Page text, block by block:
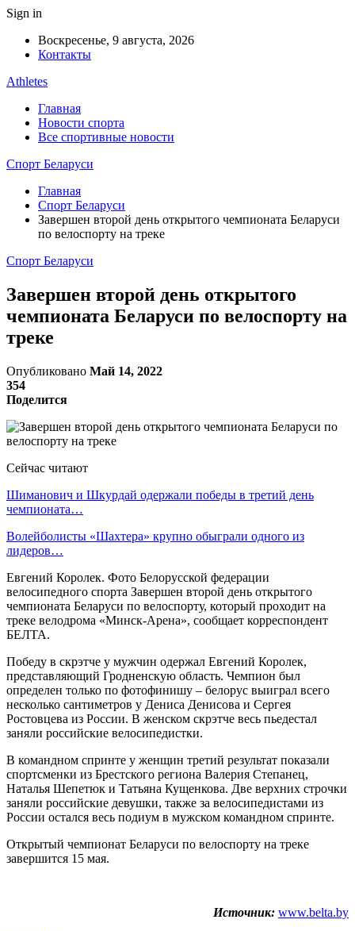
Sign in
Воскресенье, 9 августа, 2026
Контакты
Athletes
Главная
Новости спорта
Все спортивные новости
Спорт Беларуси
Главная
Спорт Беларуси
Завершен второй день открытого чемпионата Беларуси
по велоспорту на треке
Спорт Беларуси
Завершен второй день открытого
чемпионата Беларуси по велоспорту на
треке
Опубликовано Май 14, 2022
354
Поделится
Сейчас читают
Шиманович и Шкурдай одержали победы в третий день
чемпионата…
Волейболисты «Шахтера» крупно обыграли одного из
лидеров…
Евгений Королек. Фото Белорусской федерации
велосипедного спорта Завершен второй день открытого
чемпионата Беларуси по велоспорту, который проходит на
треке велодрома «Минск-Арена», сообщает корреспондент
БЕЛТА.
Победу в скрэтче у мужчин одержал Евгений Королек,
представляющий Гродненскую область. Чемпион был
определен только по фотофинишу – белорус выиграл всего
несколько сантиметров у Дениса Денисова и Сергея
Ростовцева из России. В женском скрэтче весь пьедестал
заняли российские велосипедистки.
В командном спринте у женщин третий результат показали
спортсменки из Брестского региона Валерия Степанец,
Наталья Шепетюк и Татьяна Кущенкова. Две верхних строчки
заняли российские девушки, также за велосипедистами из
России остался весь подиум в мужском командном спринте.
Открытый чемпионат Беларуси по велоспорту на треке
завершится 15 мая.
Источник: www.belta.by